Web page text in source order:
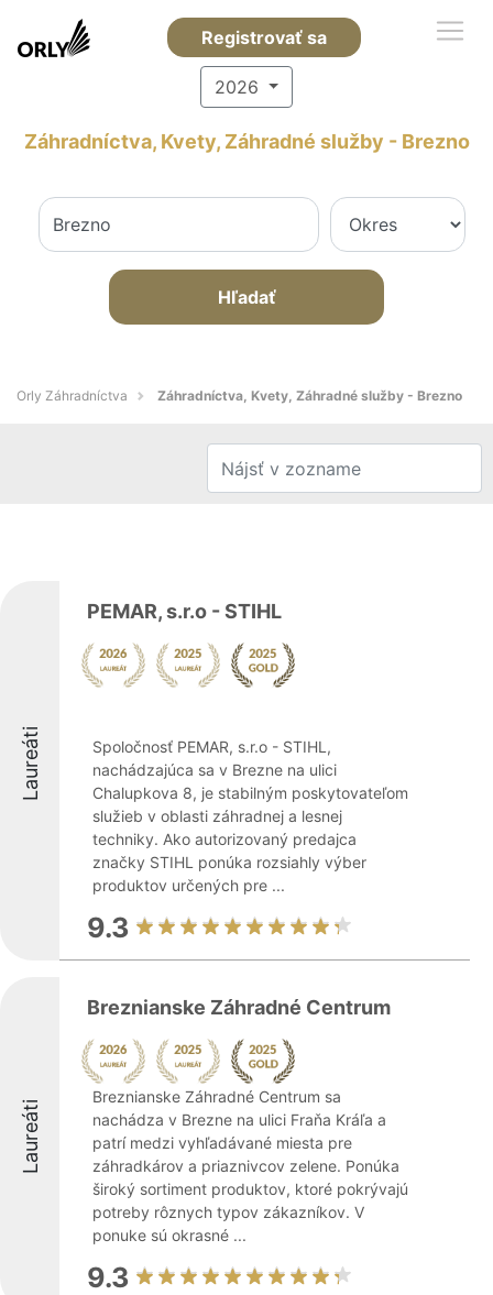
Registrovať sa
2026
Záhradníctva, Kvety, Záhradné služby - Brezno
Hľadať
Orly Záhradníctva Záhradníctva, Kvety, Záhradné služby - Brezno
Laureáti
PEMAR, s.r.o - STIHL
Spoločnosť PEMAR, s.r.o - STIHL,
nachádzajúca sa v Brezne na ulici
Chalupkova 8, je stabilným poskytovateľom
služieb v oblasti záhradnej a lesnej
techniky. Ako autorizovaný predajca
značky STIHL ponúka rozsiahly výber
produktov určených pre ...
9.3
Laureáti
Breznianske Záhradné Centrum
Breznianske Záhradné Centrum sa
nachádza v Brezne na ulici Fraňa Kráľa a
patrí medzi vyhľadávané miesta pre
záhradkárov a priaznivcov zelene. Ponúka
široký sortiment produktov, ktoré pokrývajú
potreby rôznych typov zákazníkov. V
ponuke sú okrasné ...
9.3